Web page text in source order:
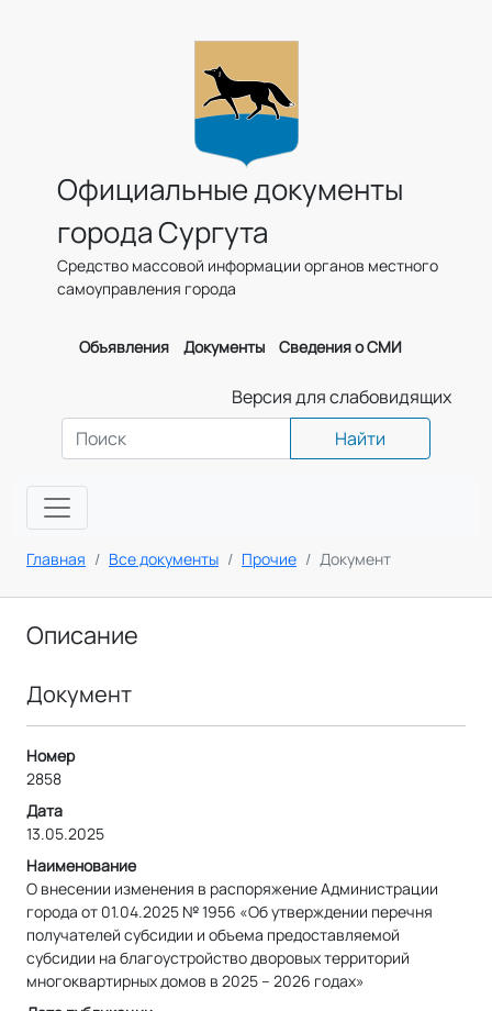
Официальные документы
города Сургута
Средство массовой информации органов местного
самоуправления города
Объявления Документы Сведения о СМИ
Версия для слабовидящих
Найти
Главная Все документы Прочие Документ
Описание
Документ
Номер
2858
Дата
13.05.2025
Наименование
О внесении изменения в распоряжение Администрации
города от 01.04.2025 № 1956 «Об утверждении перечня
получателей субсидии и объема предоставляемой
субсидии на благоустройство дворовых территорий
многоквартирных домов в 2025 – 2026 годах»